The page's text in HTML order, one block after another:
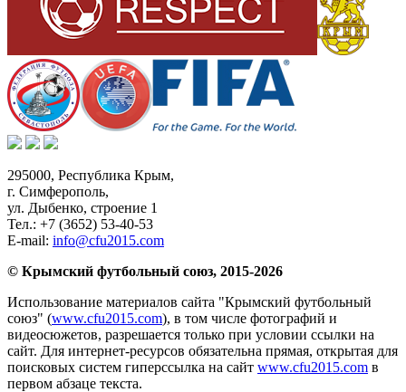
295000, Республика Крым,
г. Симферополь,
ул. Дыбенко, строение 1
Тел.: +7 (3652) 53-40-53
E-mail: info@cfu2015.com
© Крымский футбольный союз, 2015-2026
Использование материалов сайта "Крымский футбольный
союз" (www.cfu2015.com), в том числе фотографий и
видеосюжетов, разрешается только при условии ссылки на
сайт. Для интернет-ресурсов обязательна прямая, открытая для
поисковых систем гиперссылка на сайт www.cfu2015.com в
первом абзаце текста.